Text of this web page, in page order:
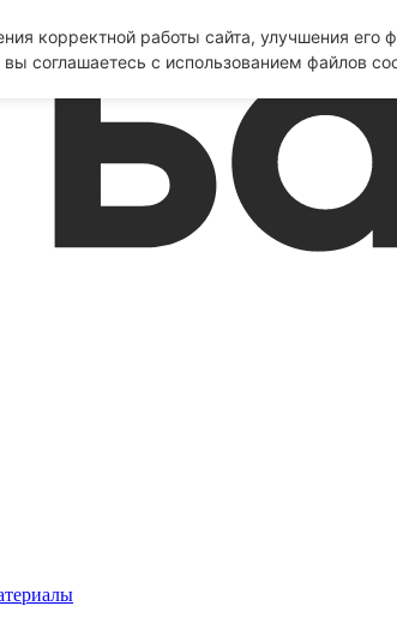
корректной работы сайта, улучшения его
соглашаетесь с использованием файлов